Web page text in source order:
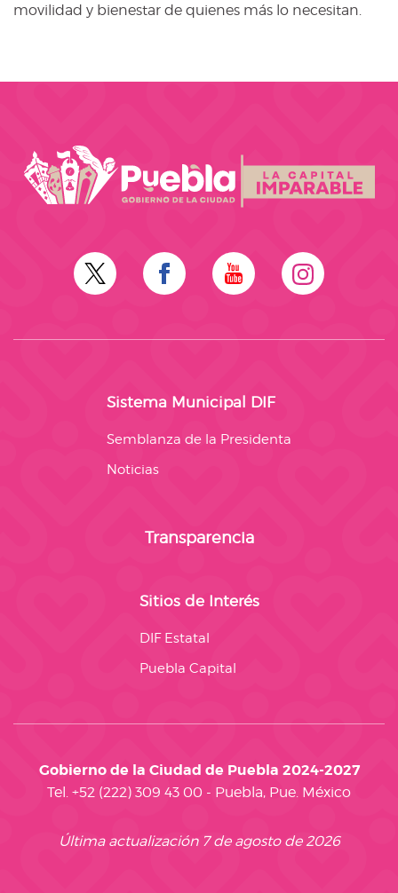
movilidad y bienestar de quienes más lo necesitan.
Sistema Municipal DIF
Semblanza de la Presidenta
Noticias
Transparencia
Sitios de Interés
DIF Estatal
Puebla Capital
Gobierno de la Ciudad de Puebla 2024-2027
Tel. +52 (222) 309 43 00 - Puebla, Pue. México
Última actualización 7 de agosto de 2026